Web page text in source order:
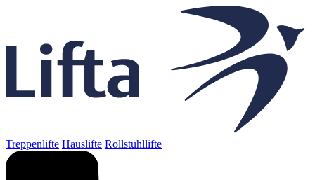
Treppenlifte Hauslifte Rollstuhllifte